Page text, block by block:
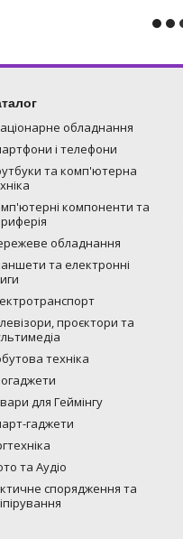
обладнання
і телефони
та комп'ютерна
компоненти та
обладнання
та електронні
проєктори та
техніка
для Геймінгу
гаджети
та Аудіо
спорядження та